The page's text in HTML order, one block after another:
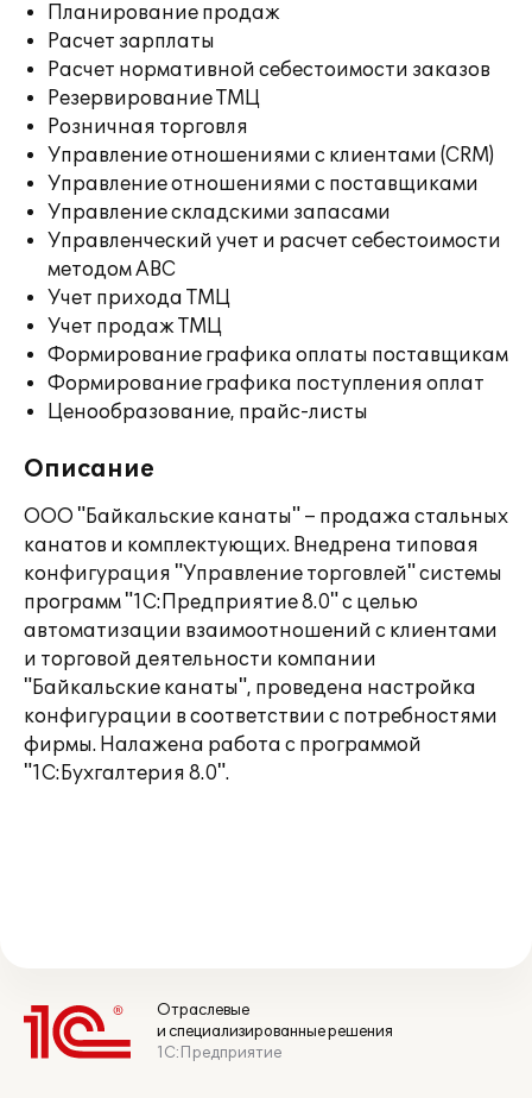
Планирование продаж
Расчет зарплаты
Расчет нормативной себестоимости заказов
Резервирование ТМЦ
Розничная торговля
Управление отношениями с клиентами (CRM)
Управление отношениями с поставщиками
Управление складскими запасами
Управленческий учет и расчет себестоимости
методом ABC
Учет прихода ТМЦ
Учет продаж ТМЦ
Формирование графика оплаты поставщикам
Формирование графика поступления оплат
Ценообразование, прайс-листы
Описание
ООО "Байкальские канаты" – продажа стальных
канатов и комплектующих. Внедрена типовая
конфигурация "Управление торговлей" системы
программ "1С:Предприятие 8.0" с целью
автоматизации взаимоотношений с клиентами
и торговой деятельности компании
"Байкальские канаты", проведена настройка
конфигурации в соответствии с потребностями
фирмы. Налажена работа с программой
"1С:Бухгалтерия 8.0".
Отраслевые
и специализированные решения
1С:Предприятие